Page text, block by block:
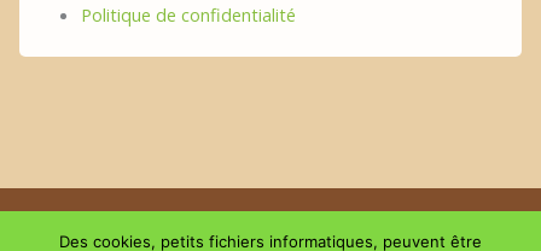
Politique de confidentialité
Copyright © 2026 | Le plaisir du GouThé
Des cookies, petits fichiers informatiques, peuvent être